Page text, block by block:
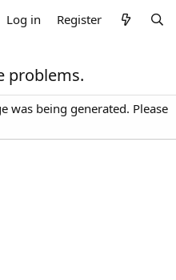
Log in Register
problems.
was being generated. Please